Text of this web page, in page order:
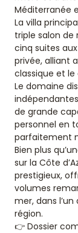
Méditerranée
La villa
triple salon
cinq suites
privée, alliant
classique et
Le domaine
de grande
personnel en
parfaitement
Bien plus
sur la Côte
prestigieux,
volumes
mer, dans
région.
👉 Dossier